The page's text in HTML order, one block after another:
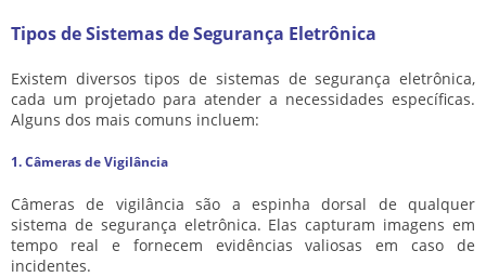
Tipos de Sistemas de Segurança Eletrônica
Existem diversos tipos de sistemas de segurança eletrônica,
cada um projetado para atender a necessidades específicas.
Alguns dos mais comuns incluem:
1. Câmeras de Vigilância
Câmeras de vigilância são a espinha dorsal de qualquer
sistema de segurança eletrônica. Elas capturam imagens em
tempo real e fornecem evidências valiosas em caso de
incidentes.